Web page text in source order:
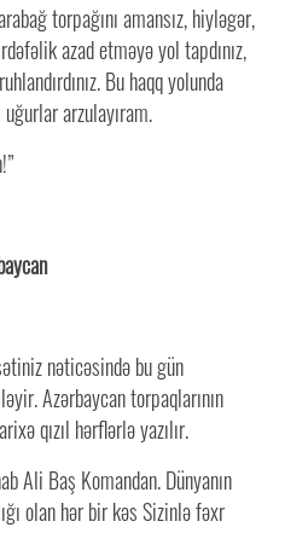
torpağını amansız, hiyləgər,
azad etməyə yol tapdınız,
Bu haqq yolunda
arzulayıram.
nəticəsində bu gün
Azərbaycan torpaqlarının
qızıl hərflərlə yazılır.
Ali Baş Komandan. Dünyanın
olan hər bir kəs Sizinlə fəxr